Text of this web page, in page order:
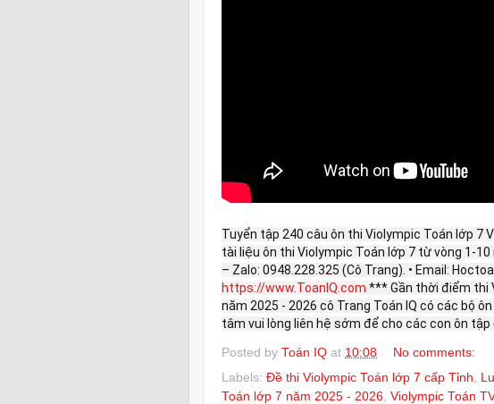
Tuyển tập 240 câu ôn thi Violympic Toán lớp 7
tài liệu ôn thi Violympic Toán lớp 7 từ vòng 1-10
– Zalo: 0948.228.325 (Cô Trang). • Email:
https://www.ToanIQ.com *** Gần thời điểm thi
năm 2025 - 2026 cô Trang Toán IQ có các bộ
tâm vui lòng liên hệ sớm để cho các con ôn tập
Posted by Toán IQ at 10:08
No comments:
Labels: Đề thi Violympic Toán lớp 7 cấp Tỉnh
Toán lớp 7 năm 2025 - 2026 Violympic Toán